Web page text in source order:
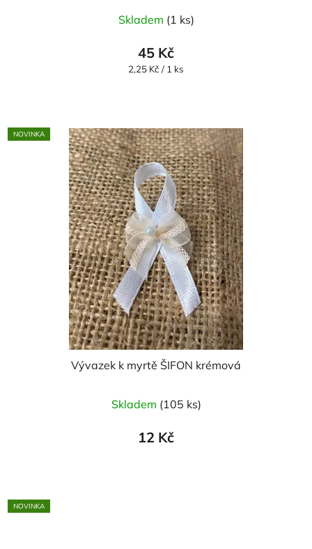
Skladem (1 ks)
45 Kč
Měrná
2,25 Kč / 1 ks
NOVINKA
Vývazek k myrtě ŠIFON krémová
Skladem (105 ks)
12 Kč
NOVINKA